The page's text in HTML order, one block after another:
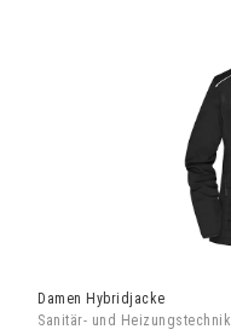
Damen Hybridjacke
Sanitär- und Heizungstechnik